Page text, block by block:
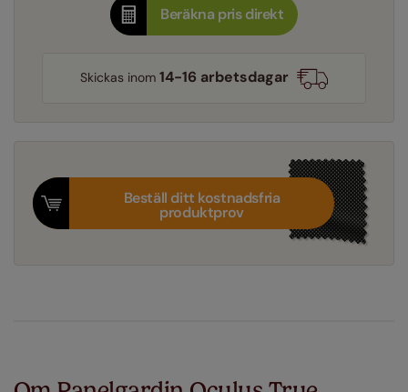
Beräkna pris direkt
Skickas inom 14-16 arbetsdagar
Beställ ditt kostnadsfria
produktprov